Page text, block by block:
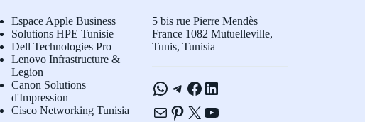
Espace Apple Business
Solutions HPE Tunisie
Dell Technologies Pro
Lenovo Infrastructure &
Legion
Canon Solutions
d'Impression
Cisco Networking Tunisia
5 bis rue Pierre Mendès
France 1082 Mutuelleville,
Tunis, Tunisia
WhatsApp
Telegram
Facebook
LinkedIn
E-mailPinterest
X YouTube